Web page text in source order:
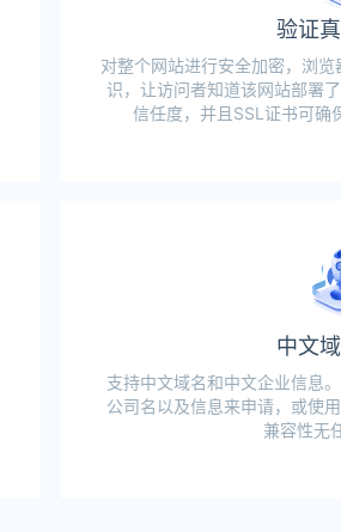
验证
对整个网站进行安全加密，浏
识，让访问者知道该网站部署
信任度，并且SSL证书可确
中文
支持中文域名和中文企业信息
公司名以及信息来申请，或使
兼容性无